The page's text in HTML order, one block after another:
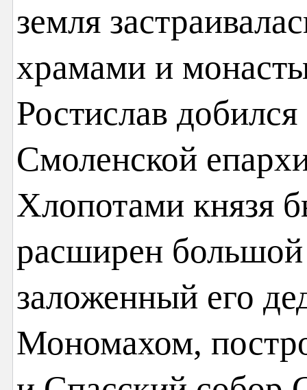
земля
храмами и
Ростислав
Смоленской
Хлопотами князя
расширен
заложенный его
Мономахом,